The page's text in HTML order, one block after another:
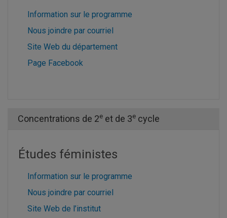
Information sur le programme
Nous joindre par courriel
Site Web du département
Page Facebook
Concentrations de 2e et de 3e cycle
Études féministes
Information sur le programme
Nous joindre par courriel
Site Web de l’institut